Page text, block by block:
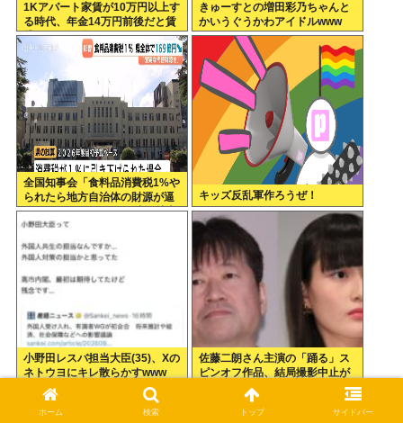
1Kアパート家賃が10万円以上す
る時代、年金14万円前後だと賃
貸の人は無理じゃね？
きゅーすとの増田彩乃ちゃんと
かいうぐうかわアイドルwww
全国知事会「食料品消費税1%や
られたら地方自治体の財源が逼
迫してしまう 」…この流れ地方
税増税するしかないよ、もう
キッズ反乱軍作ろうぜ！
小野田レスバ担当大臣(35)、Xの
ネトウヨにキレ散らかすwww
佐藤二朗さん主演の「踊る」ス
ピンオフ作品、結局撮影中止が
ホーム 検索 トップ サイドバー